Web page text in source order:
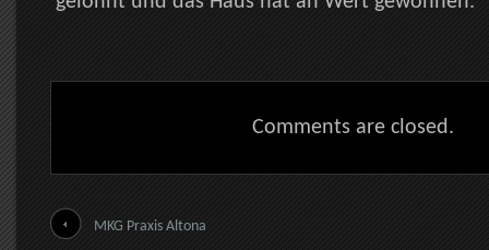
Comments are closed.
MKG Praxis Altona